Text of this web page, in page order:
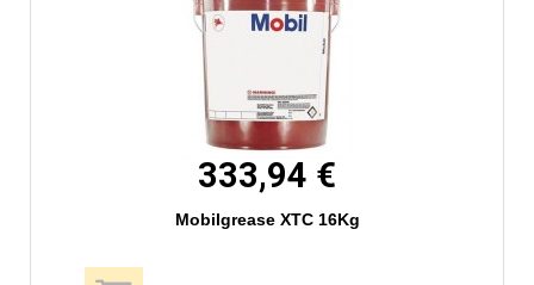
333,94 €
Mobilgrease XTC 16Kg